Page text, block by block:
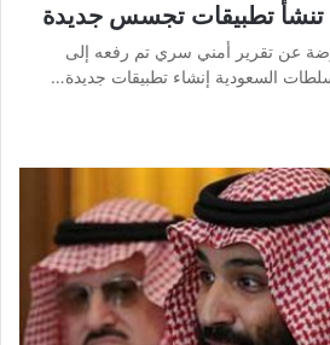
تنشأ تطبيقات تجسس جديدة
عن تقرير أمني سري تم رفعه إلى
السعودية إنشاء تطبيقات جديدة…